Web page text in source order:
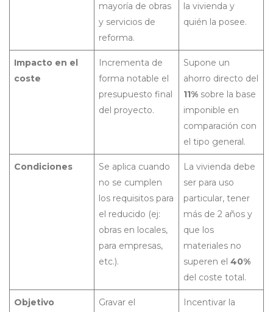
mayoría de obras
y servicios de
reforma.
la vivienda y
quién la posee.
Impacto en el
coste
Incrementa de
forma notable el
presupuesto final
del proyecto.
Supone un
ahorro directo del
11% sobre la base
imponible en
comparación con
el tipo general.
Condiciones
Se aplica cuando
no se cumplen
los requisitos para
el reducido (ej:
obras en locales,
para empresas,
etc.).
La vivienda debe
ser para uso
particular, tener
más de 2 años y
que los
materiales no
superen el 40%
del coste total.
Objetivo
Gravar el
Incentivar la